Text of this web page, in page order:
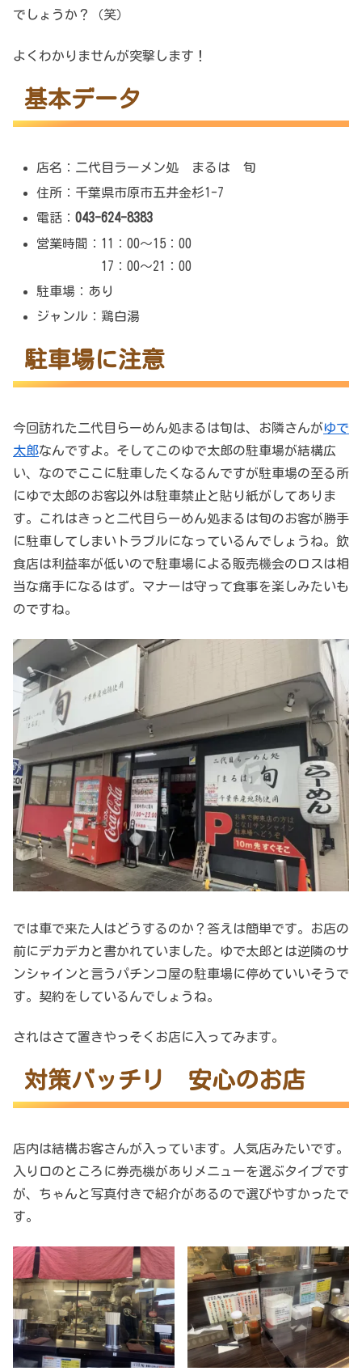
でしょうか？（笑）
よくわかりませんが突撃します！
基本データ
店名：二代目ラーメン処 まるは 旬
住所：千葉県市原市五井金杉1-7
電話：043-624-8383
営業時間：11：00～15：00
17：00～21：00
駐車場：あり
ジャンル：鶏白湯
駐車場に注意
今回訪れた二代目らーめん処まるは旬は、お隣さんがゆで
太郎なんですよ。そしてこのゆで太郎の駐車場が結構広
い、なのでここに駐車したくなるんですが駐車場の至る所
にゆで太郎のお客以外は駐車禁止と貼り紙がしてありま
す。これはきっと二代目らーめん処まるは旬のお客が勝手
に駐車してしまいトラブルになっているんでしょうね。飲
食店は利益率が低いので駐車場による販売機会のロスは相
当な痛手になるはず。マナーは守って食事を楽しみたいも
のですね。
では車で来た人はどうするのか？答えは簡単です。お店の
前にデカデカと書かれていました。ゆで太郎とは逆隣のサ
ンシャインと言うパチンコ屋の駐車場に停めていいそうで
す。契約をしているんでしょうね。
されはさて置きやっそくお店に入ってみます。
対策バッチリ 安心のお店
店内は結構お客さんが入っています。人気店みたいです。
入り口のところに券売機がありメニューを選ぶタイプです
が、ちゃんと写真付きで紹介があるので選びやすかったで
す。